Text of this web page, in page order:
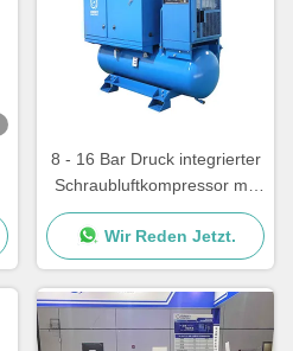
8 - 16 Bar Druck integrierter
Schraubluftkompressor mit
tragbarer Konfiguration
Wir Reden Jetzt.